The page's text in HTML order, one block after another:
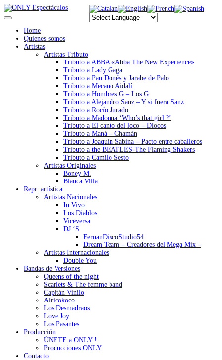
Home
Quienes somos
Artistas
Artistas Tributo
Tributo a ABBA «Abba The New Experience»
Tributo a Lady Gaga
Tributo a Pau Donés y Jarabe de Palo
Tributo a Mecano Aidalí
Tributo a Hombres G – Los G
Tributo a Alejandro Sanz – Y si fuera Sanz
Tributo a Rocío Jurado
Tributo a Madonna ‘Who’s that girl ?’
Tributo a El canto del loco – Dlocos
Tributo a Maná – Chamán
Tributo a Joaquín Sabina – Pacto entre caballeros
Tributo a the BEATLES-The Flaming Shakers
Tributo a Camilo Sesto
Artistas Originales
Boney M.
Blanca Villa
Repr. artística
Artistas Nacionales
In Vivo
Los Diablos
Viceversa
DJ ‘S
FernanDiscoStudio54
Dream Team – Creadores del Mega Mix –
Artistas Internacionales
Double You
Bandas de Versiones
Queens of the night
Scarlets & The femme band
Capitán Vinilo
Alricokoco
Los Desmadraos
Love Joy
Los Pasantes
Producción
ÚNETE a ONLY !
Producciones ONLY
Contacto